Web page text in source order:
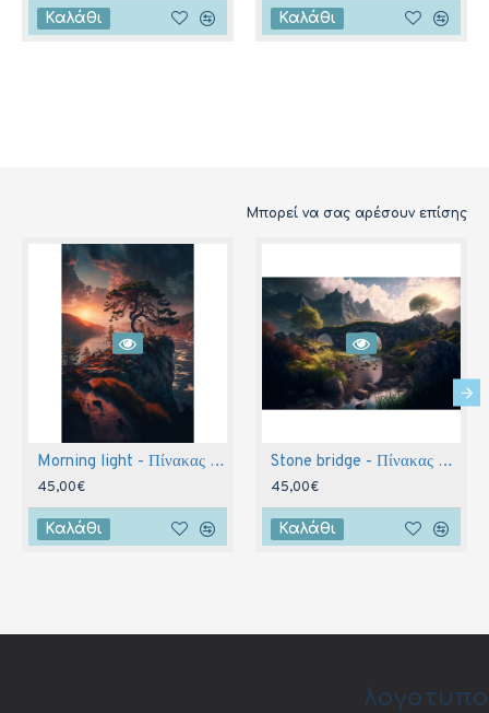
Καλάθι Καλάθι
Μπορεί να σας αρέσουν επίσης
Morning light - Πίνακας σε καμβά
45,00€
Καλάθι
Stone bridge - Πίνακας σε καμβά
45,00€
Καλάθι
λογοτυπο